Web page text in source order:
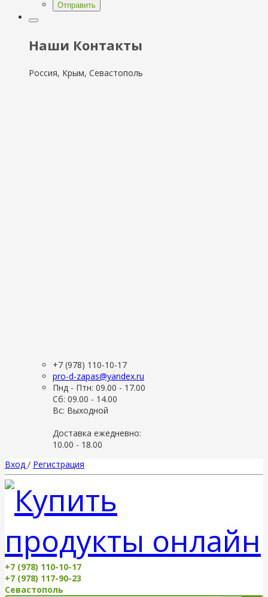
Отправить
Наши Контакты
Россия, Крым, Севастополь
+7 (978) 110-10-17
pro-d-zapas@yandex.ru
Пнд - Птн: 09.00 - 17.00
Сб: 09.00 - 14.00
Вс: Выходной
Доставка ежедневно:
10.00 - 18.00
Вход / Регистрация
+7 (978) 110-10-17
+7 (978) 117-90-23
Севастополь